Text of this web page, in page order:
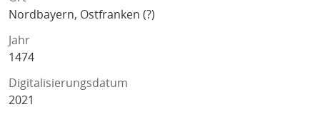
Nordbayern, Ostfranken (?)
Jahr
1474
Digitalisierungsdatum
2021